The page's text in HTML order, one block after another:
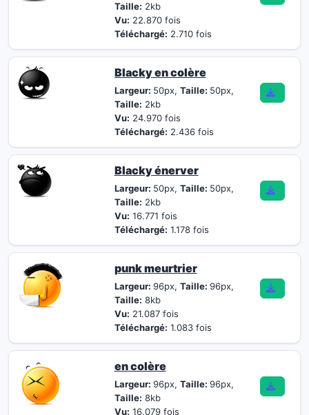
Taille: 2kb
Vu: 22.870 fois
Téléchargé: 2.710 fois
Blacky en colère
Largeur: 50px, Taille: 50px,
Taille: 2kb
Vu: 24.970 fois
Téléchargé: 2.436 fois
Blacky énerver
Largeur: 50px, Taille: 50px,
Taille: 2kb
Vu: 16.771 fois
Téléchargé: 1.178 fois
punk meurtrier
Largeur: 96px, Taille: 96px,
Taille: 8kb
Vu: 21.087 fois
Téléchargé: 1.083 fois
en colère
Largeur: 96px, Taille: 96px,
Taille: 8kb
Vu: 16.079 fois